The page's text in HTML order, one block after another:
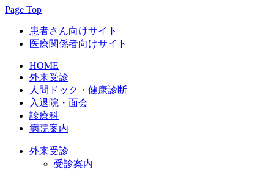
Page Top
患者さん向けサイト
医療関係者向けサイト
HOME
外来受診
人間ドック・健康診断
入退院・面会
診療科
病院案内
外来受診
受診案内